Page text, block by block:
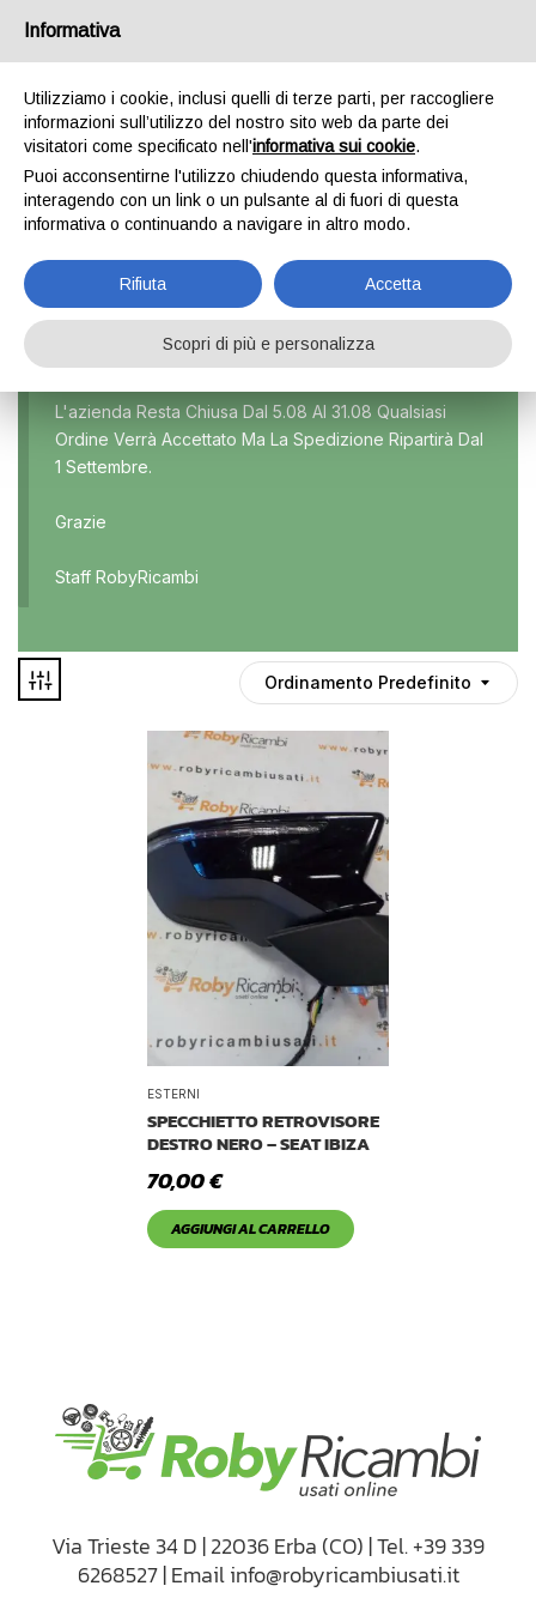
IBIZA NEW
Home Prodotto Modello Ibiza new
Marca
Modello
Auto usate
Culla
Noleggio
Parti meccaniche
Deghiacciante
L'azienda Resta Chiusa Dal 5.08 Al 31.08 Qualsiasi
Ordine Verrà Accettato Ma La Spedizione Ripartirà Dal
1 Settembre.
Grazie
Staff RobyRicambi
Ordinamento Predefinito
ESTERNI
SPECCHIETTO RETROVISORE
DESTRO NERO – SEAT IBIZA
70,00€
AGGIUNGI AL CARRELLO
Via Trieste 34 D | 22036 Erba (CO) | Tel. +39 339
6268527 | Email info@robyricambiusati.it
Informativa
Utilizziamo i cookie, inclusi quelli di terze parti, per raccogliere
informazioni sull’utilizzo del nostro sito web da parte dei
visitatori come specificato nell'informativa sui cookie.
Puoi acconsentirne l'utilizzo chiudendo questa informativa,
interagendo con un link o un pulsante al di fuori di questa
informativa o continuando a navigare in altro modo.
Rifiuta Accetta
Scopri di più e personalizza